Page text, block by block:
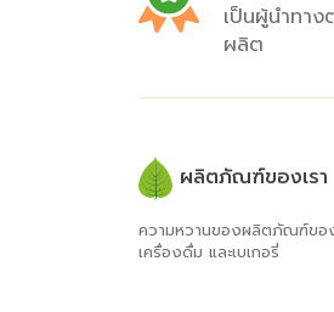
เป็นผู้นำทา
ผลิต
ผลิตภัณฑ์ของเรา
ความหวานของผลิตภัณฑ์ของ
เครื่องดื่ม และเบเกอรี่